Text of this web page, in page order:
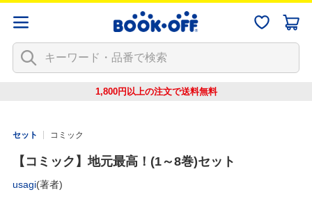
1,800円以上の注文で送料無料
セット コミック
【コミック】地元最高！(1～8巻)セット
usagi(著者)